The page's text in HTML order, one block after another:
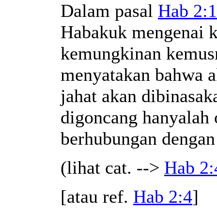
Dalam pasal Hab
Habakuk mengenai
kemungkinan
menyatakan bahwa
jahat akan
digoncang hanyalah
berhubungan
(lihat cat. --> Hab
[atau ref. Hab 2:4]